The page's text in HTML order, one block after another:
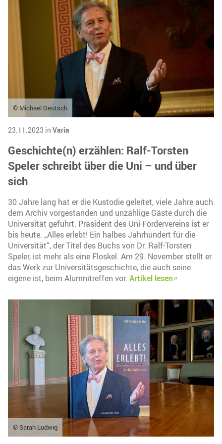
© Michael Deutsch
23.11.2023 in Varia
Geschichte(n) erzählen: Ralf-Torsten
Speler schreibt über die Uni – und über
sich
30 Jahre lang hat er die Kustodie geleitet, viele Jahre auch
dem Archiv vorgestanden und unzählige Gäste durch die
Universität geführt. Präsident des Uni-Fördervereins ist er
bis heute. „Alles erlebt! Ein halbes Jahrhundert für die
Universität“, der Titel des Buchs von Dr. Ralf-Torsten
Speler, ist mehr als eine Floskel. Am 29. November stellt er
das Werk zur Universitätsgeschichte, die auch seine
eigene ist, beim Alumnitreffen vor. Artikel lesen
© Sarah Ludwig